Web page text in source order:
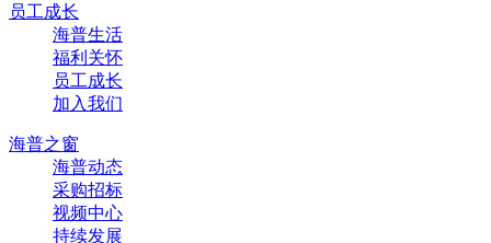
员工成长
海普生活
福利关怀
员工成长
加入我们
海普之窗
海普动态
采购招标
视频中心
持续发展